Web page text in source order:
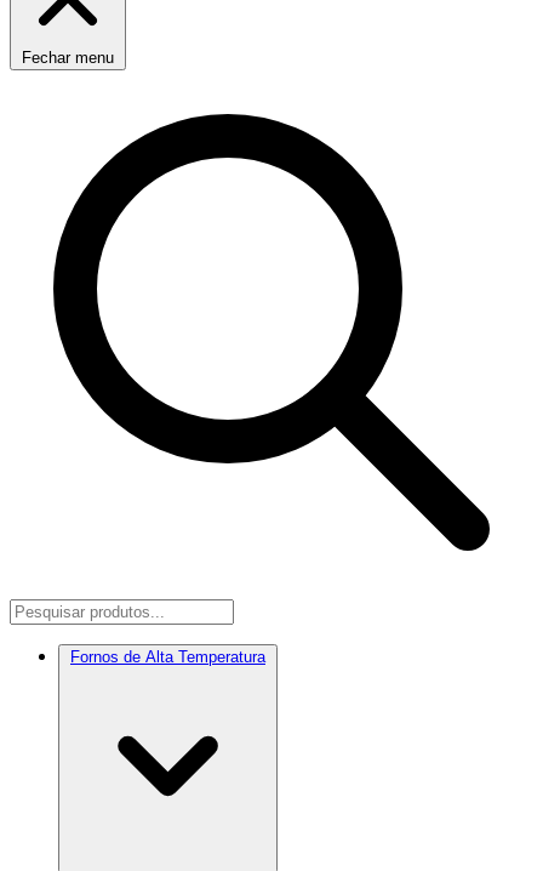
Fechar menu
Fornos de Alta Temperatura